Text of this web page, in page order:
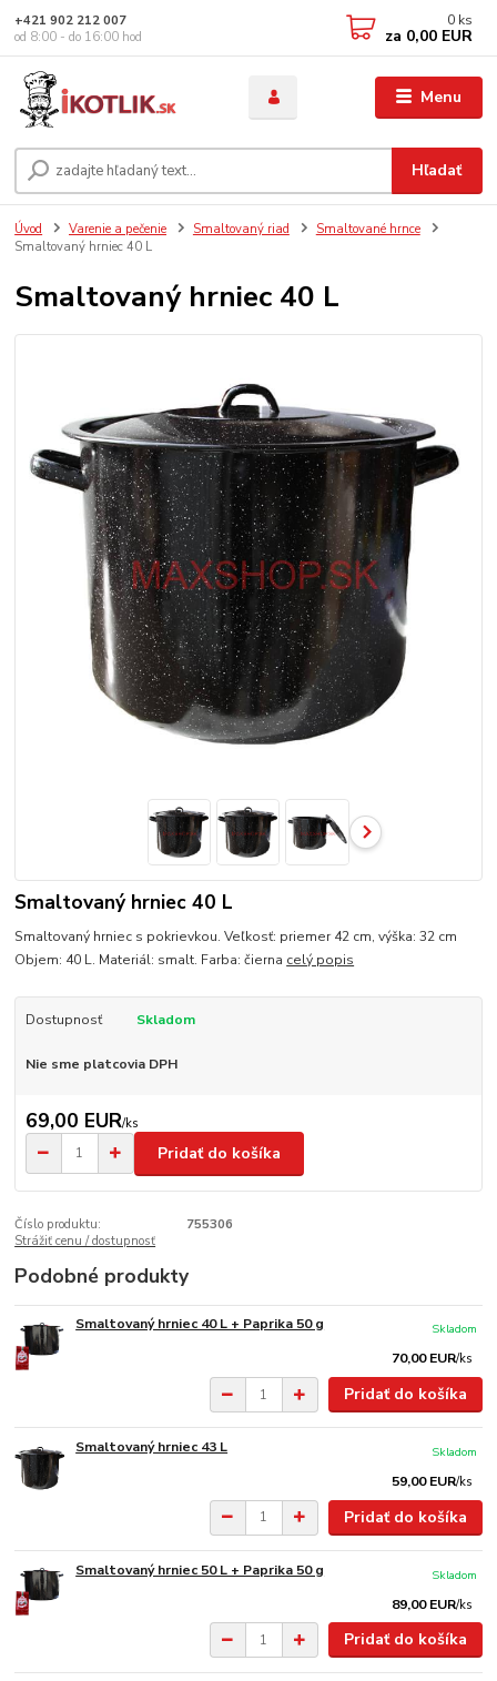
Menu
Hľadať
+421 902 212 007
od 8:00 - do 16:00 hod
0 ks
za 0,00 EUR
Úvod Varenie a pečenie Smaltovaný riad
Smaltované hrnce
Smaltovaný hrniec 40 L
Smaltovaný hrniec 40 L
Smaltovaný hrniec 40 L
Smaltovaný hrniec s pokrievkou. Veľkosť: priemer 42 cm, výška: 32 cm
Objem: 40 L. Materiál: smalt. Farba: čierna celý popis
Dostupnosť Skladom
Nie sme platcovia DPH
69,00 EUR/ks
Pridať do košíka
Číslo produktu:
755306
Strážiť cenu / dostupnosť
Podobné produkty
Smaltovaný hrniec 40 L + Paprika 50 g
70,00 EUR/ks
Skladom
Pridať do košíka
Smaltovaný hrniec 43 L
59,00 EUR/ks
Skladom
Pridať do košíka
Smaltovaný hrniec 50 L + Paprika 50 g
89,00 EUR/ks
Skladom
Pridať do košíka